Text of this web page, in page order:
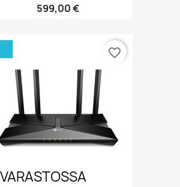
Hinta
599,00 €
favorite_border